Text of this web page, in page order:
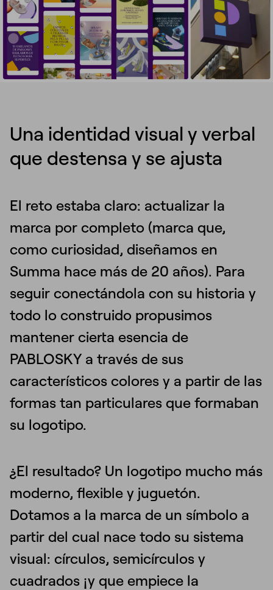
Una identidad visual y verbal
que destensa y se ajusta
El reto estaba claro: actualizar la
marca por completo (marca que,
como curiosidad, diseñamos en
Summa hace más de 20 años). Para
seguir conectándola con su historia y
todo lo construido propusimos
mantener cierta esencia de
PABLOSKY a través de sus
característicos colores y a partir de las
formas tan particulares que formaban
su logotipo.
¿El resultado? Un logotipo mucho más
moderno, flexible y juguetón.
Dotamos a la marca de un símbolo a
partir del cual nace todo su sistema
visual: círculos, semicírculos y
cuadrados ¡y que empiece la